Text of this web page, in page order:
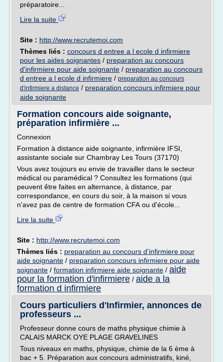
préparatoire...
Lire la suite
Site : http://www.recrutemoi.com
Thèmes liés : concours d entree a l ecole d infirmiere
pour les aides soignantes / preparation au concours
d'infirmiere pour aide soignante / preparation au concours
d entree a l ecole d infirmiere / preparation au concours
d'infirmiere a distance / preparation concours infirmiere pour
aide soignante
Formation concours aide soignante,
préparation infirmière ...
Connexion
Formation à distance aide soignante, infirmière IFSI,
assistante sociale sur Chambray Les Tours (37170)
Vous avez toujours eu envie de travailler dans le secteur
médical ou paramédical ? Consultez les formations (qui
peuvent être faites en alternance, à distance, par
correspondance, en cours du soir, à la maison si vous
n'avez pas de centre de formation CFA ou d'école...
Lire la suite
Site : http://www.recrutemoi.com
Thèmes liés : preparation au concours d'infirmiere pour
aide soignante / preparation concours infirmiere pour aide
soignante / formation infirmiere aide soignante / aide
pour la formation d'infirmiere / aide a la
formation d infirmiere
Cours particuliers d'Infirmier, annonces de
professeurs ...
Professeur donne cours de maths physique chimie à
CALAIS MARCK OYE PLAGE GRAVELINES
Tous niveaux en maths, physique, chimie de la 6 ème à
bac + 5. Préparation aux concours administratifs, kiné,